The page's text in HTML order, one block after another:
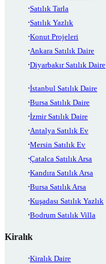
Satılık Tarla
Satılık Yazlık
Konut Projeleri
Ankara Satılık Daire
Diyarbakır Satılık Daire
İstanbul Satılık Daire
Bursa Satılık Daire
İzmir Satılık Daire
Antalya Satılık Ev
Mersin Satılık Ev
Çatalca Satılık Arsa
Kandıra Satılık Arsa
Bursa Satılık Arsa
Kuşadası Satılık Yazlık
Bodrum Satılık Villa
Kiralık
Kiralık Daire